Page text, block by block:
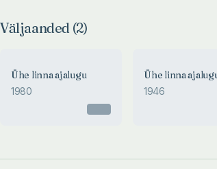
Väljaanded (2)
Ühe linna ajalugu
1980
Ühe linna
1946